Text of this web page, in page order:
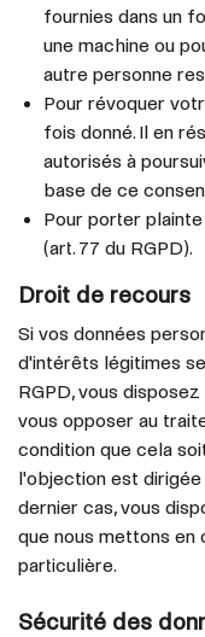
fournies dans un
une machine ou
autre personne
Pour révoquer
fois donné. Il en
autorisés à
base de ce
Pour porter
(art. 77 du RGPD).
Droit de recours
Si vos données
d'intérêts légitimes
RGPD, vous
vous opposer au
condition que cela
l'objection est
dernier cas, vous
que nous mettons
particulière.
Sécurité des